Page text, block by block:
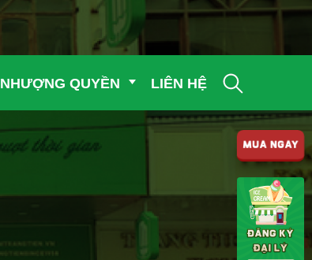
NHƯỢNG QUYỀN LIÊN HỆ
MUA NGAY